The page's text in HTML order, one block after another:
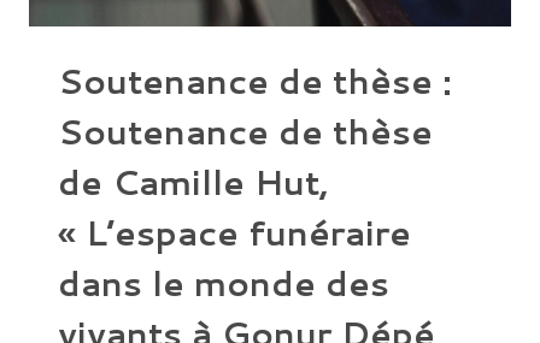
MONUMENTS
PROTOHISTORIQUES »
Soutenance de thèse :
Soutenance de thèse
de Camille Hut,
« L’espace funéraire
dans le monde des
vivants à Gonur Dépé